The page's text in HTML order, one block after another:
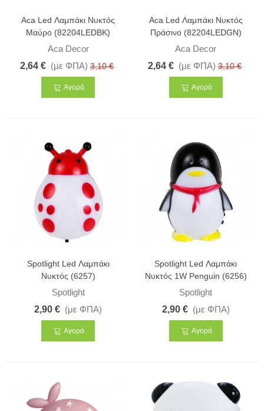
Aca Led Λαμπάκι Νυκτός
Μαύρο (82204LEDBK)
Aca Decor
2,64 € (με ΦΠΑ) 3,10 €
Αγορά
Aca Led Λαμπάκι Νυκτός
Πράσινο (82204LEDGN)
Aca Decor
2,64 € (με ΦΠΑ) 3,10 €
Αγορά
Spotlight Led Λαμπάκι
Νυκτός (6257)
Spotlight
2,90 € (με ΦΠΑ)
Αγορά
Spotlight Led Λαμπάκι
Νυκτός 1W Penguin (6256)
Spotlight
2,90 € (με ΦΠΑ)
Αγορά